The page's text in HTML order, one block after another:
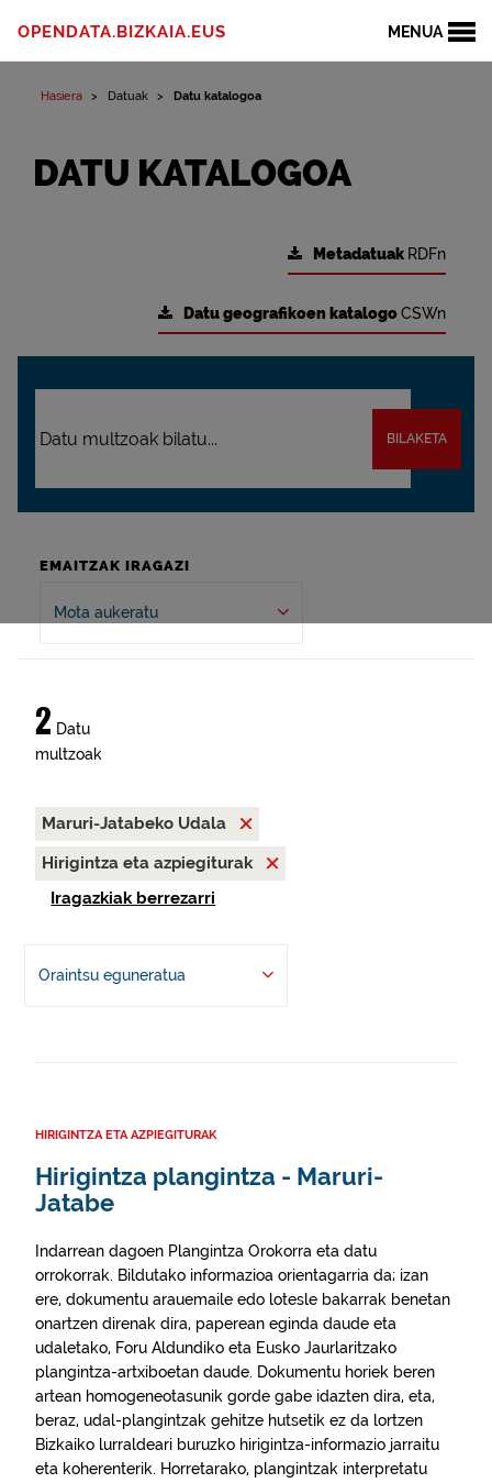
MENUA
OPENDATA.BIZKAIA.EUS
Hasiera Datuak Datu katalogoa
DATU KATALOGOA
Metadatuak RDFn
Datu geografikoen katalogoCSWn
BILAKETA
EMAITZAK IRAGAZI
Mota aukeratu
2 Datu
multzoak
Maruri-Jatabeko Udala
Hirigintza eta azpiegiturak
Iragazkiak berrezarri
Oraintsu eguneratua
HIRIGINTZA ETA AZPIEGITURAK
Hirigintza plangintza - Maruri-
Jatabe
Indarrean dagoen Plangintza Orokorra eta datu
orrokorrak. Bildutako informazioa orientagarria da; izan
ere, dokumentu arauemaile edo lotesle bakarrak benetan
onartzen direnak dira, paperean eginda daude eta
udaletako, Foru Aldundiko eta Eusko Jaurlaritzako
plangintza-artxiboetan daude. Dokumentu horiek beren
artean homogeneotasunik gorde gabe idazten dira, eta,
beraz, udal-plangintzak gehitze hutsetik ez da lortzen
Bizkaiko lurraldeari buruzko hirigintza-informazio jarraitu
eta koherenterik. Horretarako, plangintzak interpretatu